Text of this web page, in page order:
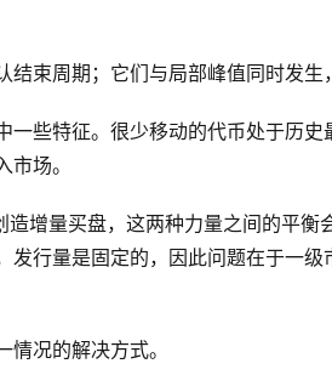
结束周期；它们与局部峰值同时发
一些特征。很少移动的代币处于历
场。
造增量买盘，这两种力量之间的平衡
发行量是固定的，因此问题在于一
情况的解决方式。